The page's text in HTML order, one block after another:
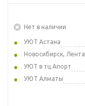
Нет в наличии
УЮТ Астана
Новосибирск, Лента
УЮТ в тц Апорт
УЮТ Алматы